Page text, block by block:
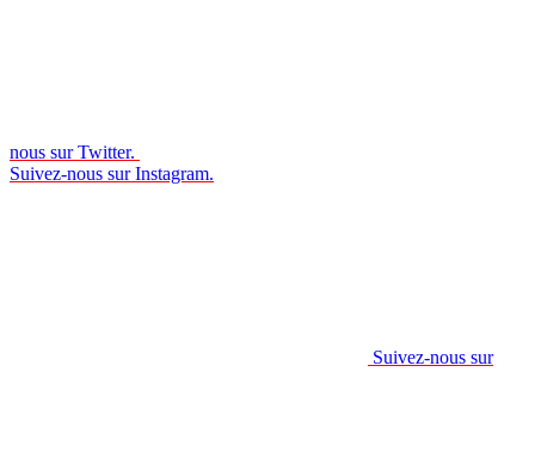
nous sur Twitter.
Suivez-nous sur Instagram.
Suivez-nous sur